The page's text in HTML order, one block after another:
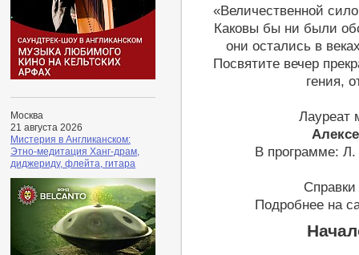
Москва
21 августа 2026
Мистерия в Англиканском:
Этно-медитация Ханг-драм,
диджериду, флейта, гитара
«Величественной
Каковы бы ни были
они остались в
Посвятите вечер
гения,
Лауреат
В программе:
Подробнее на